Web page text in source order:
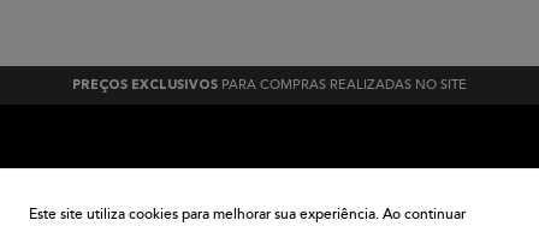
PREÇOS EXCLUSIVOS PARA COMPRAS REALIZADAS NO SITE
Este site utiliza cookies para melhorar sua experiência. Ao continuar